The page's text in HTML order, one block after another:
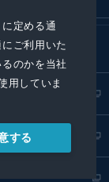
に定める通
ご利用いた
のかを当社
用していま
する
ス取扱基準